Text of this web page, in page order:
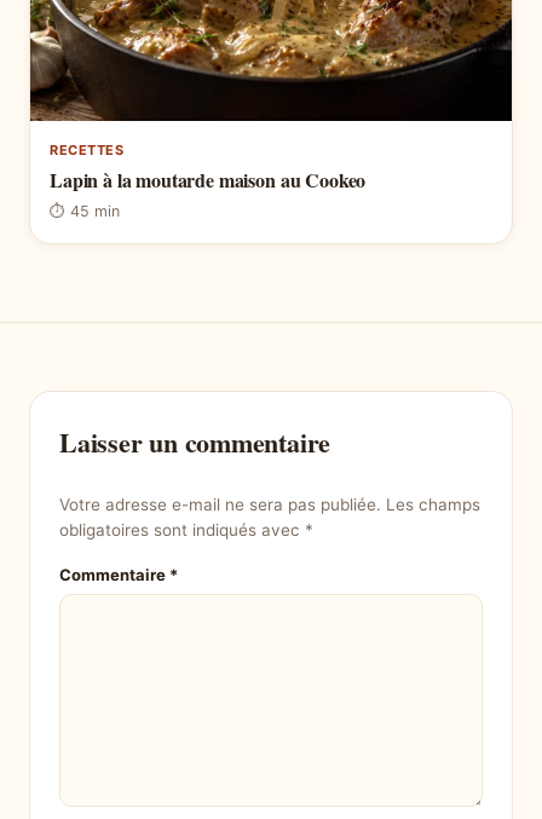
RECETTES
Lapin à la moutarde maison au Cookeo
⏱ 45 min
Laisser un commentaire
Votre adresse e-mail ne sera pas publiée. Les champs
obligatoires sont indiqués avec *
Commentaire *